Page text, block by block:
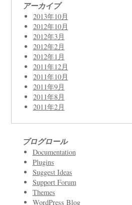
アーカイブ
2013年10月
2012年10月
2012年3月
2012年2月
2012年1月
2011年12月
2011年10月
2011年9月
2011年8月
2011年2月
ブログロール
Documentation
Plugins
Suggest Ideas
Support Forum
Themes
WordPress Blog